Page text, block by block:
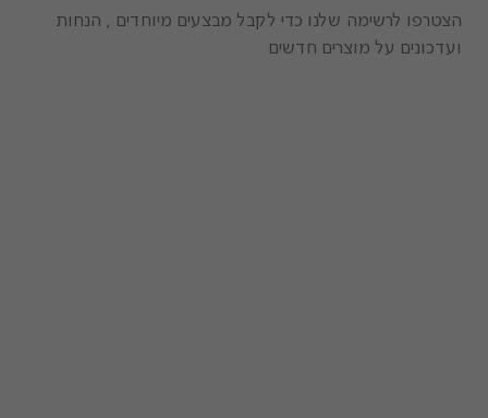
הצטרפו לרשימה שלנו כדי לקבל מבצעים מיוחדים , הנחות
ועדכונים על מוצרים חדשים